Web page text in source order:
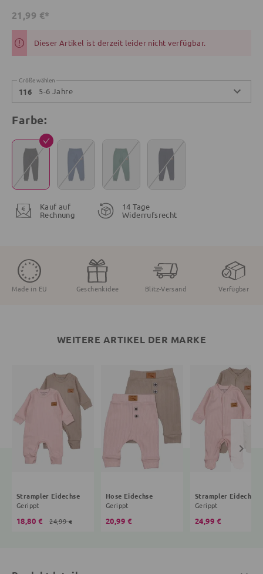
21,99 €*
Dieser Artikel ist derzeit leider nicht verfügbar.
Größe wählen
116 5-6 Jahre
Farbe:
Kauf auf
Rechnung
14 Tage
Widerrufsrecht
Made in EU Geschenkidee Blitz-Versand Verfügbar
WEITERE ARTIKEL DER MARKE
Strampler Eidechse
Gerippt
18,80 € 24,99 €
Hose Eidechse
Gerippt
20,99 €
Strampler Eidechse
Gerippt
24,99 €